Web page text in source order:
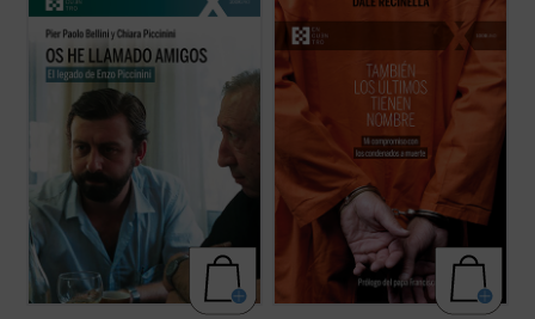
murió trágicamente en un accidente de
Giussani e incansable impulsor de
numerosas iniciativas religiosas, sociales y
culturales en su región de Emilia Romaña y
(ver ficha)
Recinella nos invita a ver lo que casi nadie
quiere mirar: el rostro humano detrás de
una sentencia, el clamor que ningún
tribunal alcanza a oír. Mientras el tiempo se
acerca a su final, él permanece junto ...
(ver
ficha)